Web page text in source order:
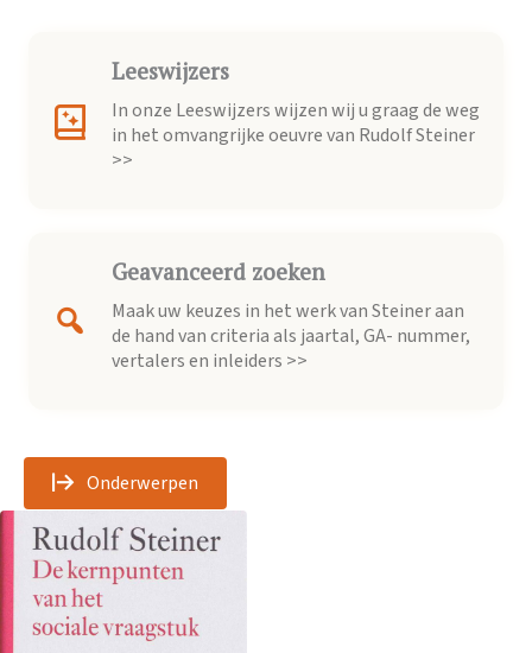
Leeswijzers
In onze Leeswijzers wijzen wij u graag de weg
in het omvangrijke oeuvre van Rudolf Steiner
>>
Geavanceerd zoeken
Maak uw keuzes in het werk van Steiner aan
de hand van criteria als jaartal, GA- nummer,
vertalers en inleiders >>
Onderwerpen